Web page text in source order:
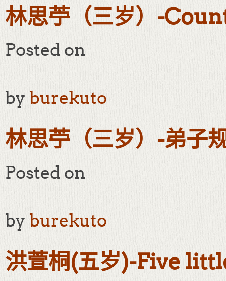
林思苧（三岁）-
Posted on
by burekuto
林思苧（三岁）-弟子
Posted on
by burekuto
洪萱桐(五岁)-Five